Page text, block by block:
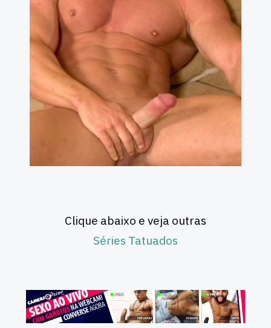
Clique abaixo e veja outras
Séries Tatuados